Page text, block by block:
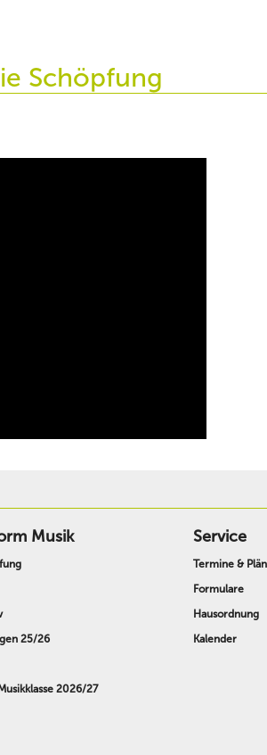
Schöpfung
Musik
25/26
2026/27
Service
Termine &
Formulare
Hausordnung
Kalender